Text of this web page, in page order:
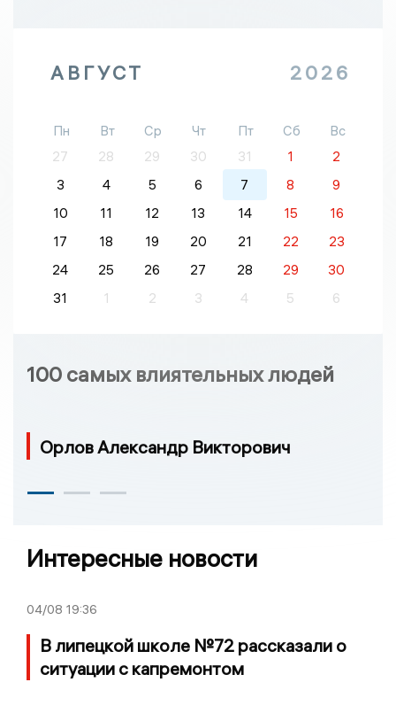
АВГУСТ 2026
Пн Вт Ср Чт Пт Сб
Вс
27
28 29 30 31 1
2
3
4 5 6 7 8
9
10
11 12 13 14 15
16
17
18 19 20 21 22
23
24
25 26 27 28 29
30
31
1 2 3 4 5 6
100 самых влиятельных людей
Орлов Александр Викторович
Интересные новости
04/08 19:36
В липецкой школе №72 рассказали о
ситуации с капремонтом